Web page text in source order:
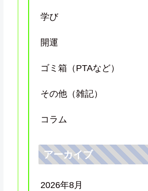
学び
開運
ゴミ箱（PTAなど）
その他（雑記）
コラム
アーカイブ
2026年8月